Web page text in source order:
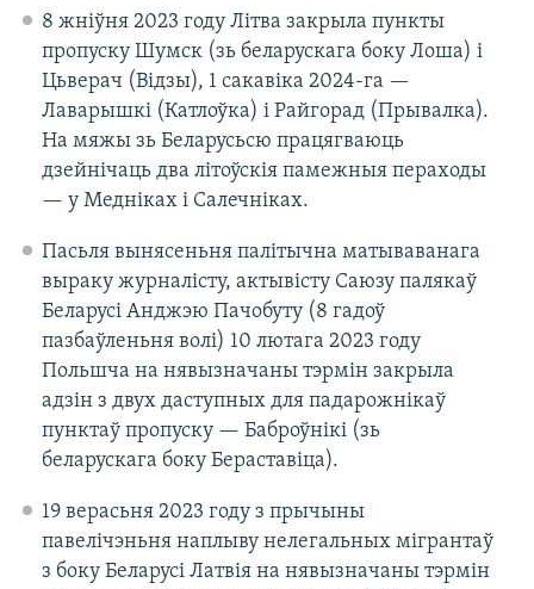
8 жніўня 2023 году Літва закрыла пункты
пропуску Шумск (зь беларускага боку Лоша) і
Цьверач (Відзы), 1 сакавіка 2024-га —
Лаварышкі (Катлоўка) і Райгорад (Прывалка).
На мяжы зь Беларусьсю працягваюць
дзейнічаць два літоўскія памежныя пераходы
— у Медніках і Салечніках.
Пасьля вынясеньня палітычна матываванага
выраку журналісту, актывісту Саюзу палякаў
Беларусі Анджэю Пачобуту (8 гадоў
пазбаўленьня волі) 10 лютага 2023 году
Польшча на нявызначаны тэрмін закрыла
адзін з двух даступных для падарожнікаў
пунктаў пропуску — Баброўнікі (зь
беларускага боку Бераставіца).
19 верасьня 2023 году з прычыны
павелічэньня наплыву нелегальных мігрантаў
з боку Беларусі Латвія на нявызначаны тэрмін